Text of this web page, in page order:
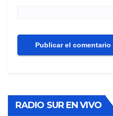
RADIO SUR EN VIVO